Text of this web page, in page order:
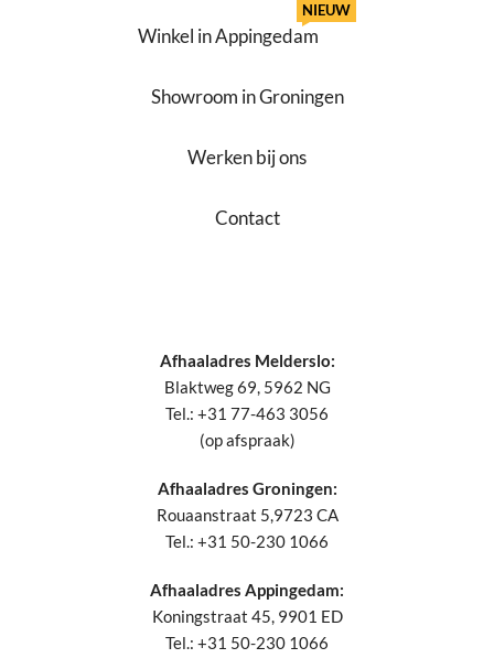
Winkel in Appingedam
NIEUW
Showroom in Groningen
Werken bij ons
Contact
Afhaaladres Melderslo:
Blaktweg 69, 5962 NG
Tel.: +31 77-463 3056
(op afspraak)
Afhaaladres Groningen:
Rouaanstraat 5,9723 CA
Tel.: +31 50-230 1066
Afhaaladres Appingedam:
Koningstraat 45, 9901 ED
Tel.: +31 50-230 1066